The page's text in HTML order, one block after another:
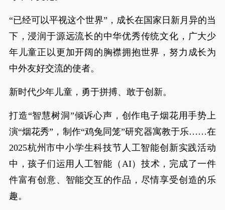
“已经可以平视这个世界”，成长在国家日新月异的当
下，浸润于源远流长的中华优秀传统文化，广大少
年儿童正以更加开阔的胸襟拥抱世界，努力成长为
中外友好交流的使者。
新时代少年儿童，勇于拼搏、敢于创新。
打造“智慧树洞”倾诉心声，创作电子烟花用手势上
演“烟花秀”，制作“鸡兔同笼”研究器寓教于乐……在
2025杭州市中小学生科技节人工智能创新实践活动
中，孩子们运用人工智能（AI）技术，完成了一件
件富有创意、智能交互的作品，尽情享受创造的乐
趣。